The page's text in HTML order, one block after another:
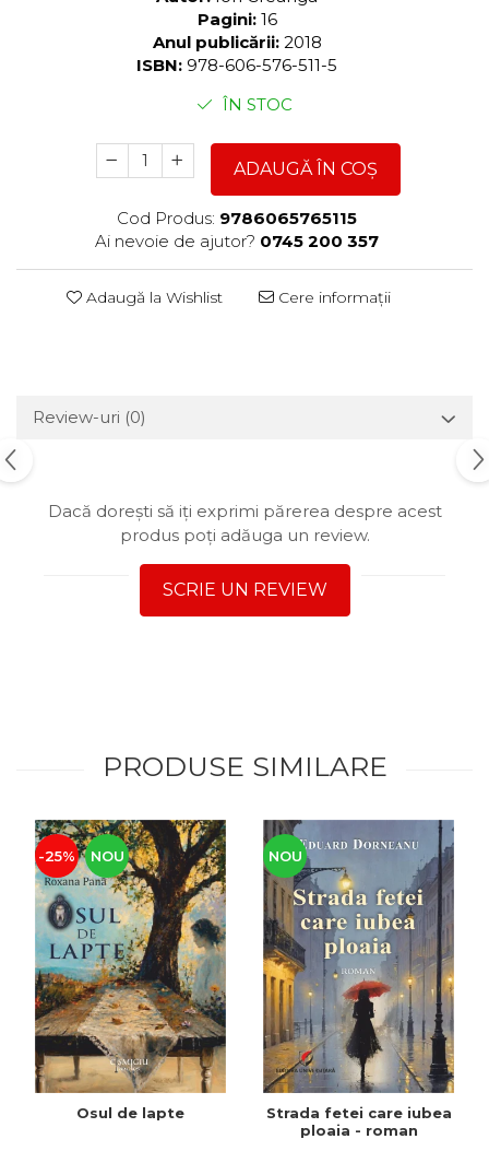
Pagini: 16
Anul publicării: 2018
ISBN: 978-606-576-511-5
ÎN STOC
ADAUGĂ ÎN COȘ
Cod Produs: 9786065765115
Ai nevoie de ajutor? 0745 200 357
Adaugă la Wishlist Cere informații
Review-uri (0)
Dacă dorești să iți exprimi părerea despre acest
produs poți adăuga un review.
SCRIE UN REVIEW
PRODUSE SIMILARE
-25% NOU
Osul de lapte
NOU
Strada fetei care iubea
ploaia - roman